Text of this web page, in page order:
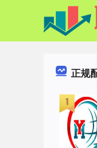
正规